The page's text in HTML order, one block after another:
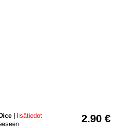
2.90 €
lisätiedot